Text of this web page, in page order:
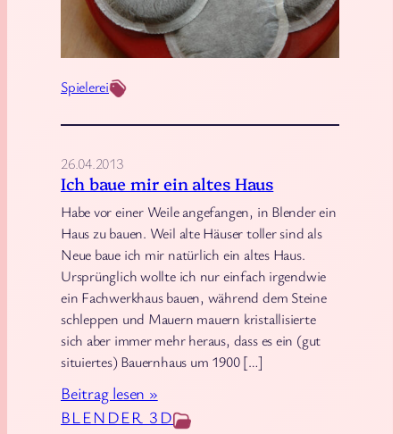
Spielerei
t
BLENDER 3D
26.04.2013
Ich baue mir ein altes Haus
Habe vor einer Weile angefangen, in Blender ein
Haus zu bauen. Weil alte Häuser toller sind als
Neue baue ich mir natürlich ein altes Haus.
Ursprünglich wollte ich nur einfach irgendwie
ein Fachwerkhaus bauen, während dem Steine
schleppen und Mauern mauern kristallisierte
sich aber immer mehr heraus, dass es ein (gut
situiertes) Bauernhaus um 1900 […]
Beitrag lesen »:
I